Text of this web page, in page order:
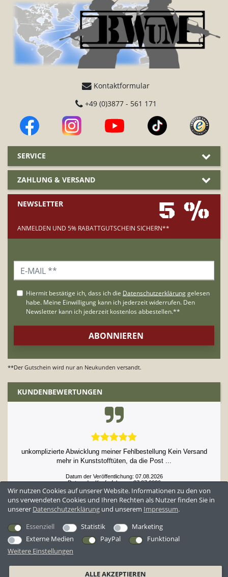
Kontaktformular
+49 (0)3877 - 561 171
SERVICE
ZAHLUNG & VERSAND
NEWSLETTER 5 %
ANMELDEN UND 5% RABATTGUTSCHEIN SICHERN**
**Der Gutschein wird nur an Neukunden versandt.
KUNDENBEWERTUNGEN
unkomplizierte Abwicklung meiner Fehlbestellung Kein Versand
mehr in Kunststofftüten, da die Post ...
Datum der Veröffentlichung: 07.08.2026
Datum der Kauferfahrung: 27.07.2026
Wir nutzen Cookies auf unserer Website. Informationen zu den von
uns verwendeten Cookies und Ihren Rechten als Nutzer finden Sie in
unserer Daten­schutz­erklärung und unserem Impressum.
Essenziell
Statistik
Marketing
Externe Medien
PayPal
Funktional
Weitere Einstellungen
ALLE AKZEPTIEREN